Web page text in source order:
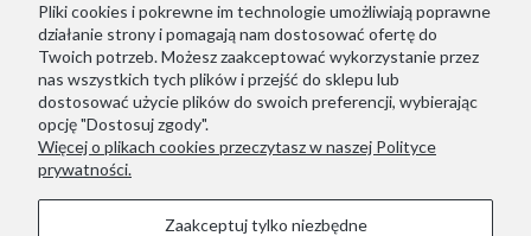
Pliki cookies i pokrewne im technologie umożliwiają poprawne
działanie strony i pomagają nam dostosować ofertę do
Twoich potrzeb. Możesz zaakceptować wykorzystanie przez
nas wszystkich tych plików i przejść do sklepu lub
dostosować użycie plików do swoich preferencji, wybierając
opcję "Dostosuj zgody".
Więcej o plikach cookies przeczytasz w naszej Polityce
prywatności.
Zaakceptuj tylko niezbędne